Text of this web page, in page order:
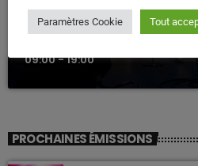
WEEK -END COMPAS
Week end Compas
09:00 - 19:00
PROCHAINES ÉMISSIONS
Paramètres Cookie Tout